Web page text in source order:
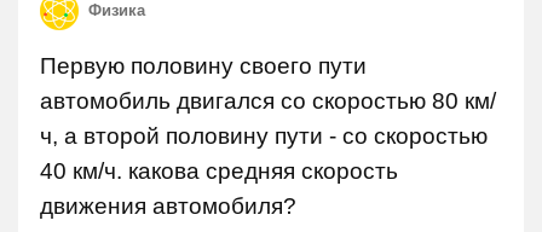
Физика
Первую половину своего пути
автомобиль двигался со скоростью 80 км/
ч, а второй половину пути - со скоростью
40 км/ч. какова средняя скорость
движения автомобиля?